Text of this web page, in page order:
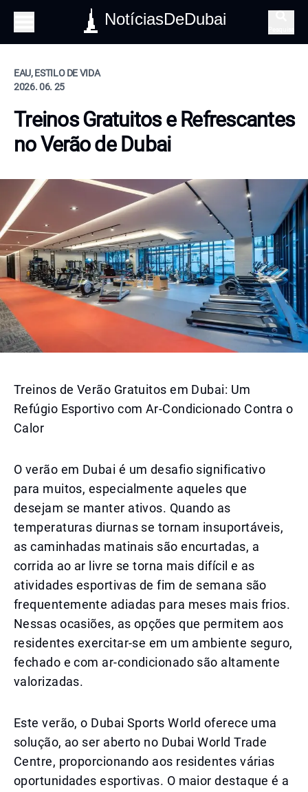
NotíciasDeDubai
EAU, ESTILO DE VIDA
2026. 06. 25
Treinos Gratuitos e Refrescantes
no Verão de Dubai
Treinos de Verão Gratuitos em Dubai: Um
Refúgio Esportivo com Ar-Condicionado Contra o
Calor
O verão em Dubai é um desafio significativo
para muitos, especialmente aqueles que
desejam se manter ativos. Quando as
temperaturas diurnas se tornam insuportáveis,
as caminhadas matinais são encurtadas, a
corrida ao ar livre se torna mais difícil e as
atividades esportivas de fim de semana são
frequentemente adiadas para meses mais frios.
Nessas ocasiões, as opções que permitem aos
residentes exercitar-se em um ambiente seguro,
fechado e com ar-condicionado são altamente
valorizadas.
Este verão, o Dubai Sports World oferece uma
solução, ao ser aberto no Dubai World Trade
Centre, proporcionando aos residentes várias
oportunidades esportivas. O maior destaque é a